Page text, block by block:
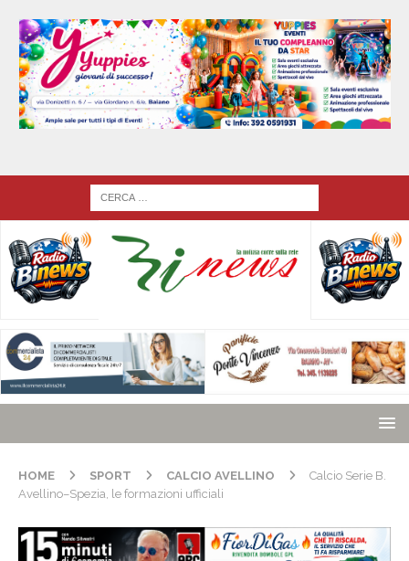
HOME SPORT CALCIO AVELLINO
Calcio Serie B.
Avellino–Spezia, le formazioni ufficiali